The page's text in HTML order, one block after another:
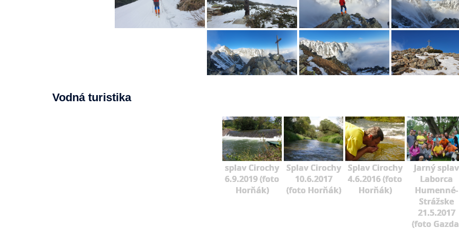
Vodná turistika
splav Cirochy
6.9.2019 (foto
Horňák)
Splav Cirochy
10.6.2017
(foto Horňák)
Splav Cirochy
4.6.2016 (foto
Horňák)
Jarný splav
Laborca
Humenné-
Strážske
21.5.2017
(foto